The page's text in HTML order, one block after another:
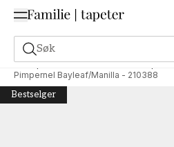
Søk
Tapeter Merke Morris & Co tapeter
Pimpernel Bayleaf/Manilla - 210388
Bestselger